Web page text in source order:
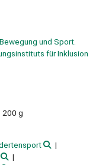
und Sport.
für Inklusion
200 g